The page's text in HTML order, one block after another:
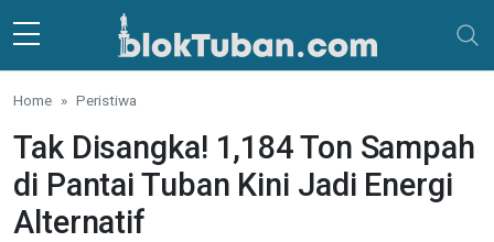
Skip to main content
Home Peristiwa
Tak Disangka! 1,184 Ton Sampah
di Pantai Tuban Kini Jadi Energi
Alternatif